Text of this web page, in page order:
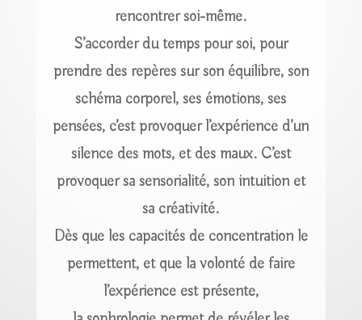
rencontrer soi-même.
S’accorder du temps pour soi, pour
prendre des repères sur son équilibre, son
schéma corporel, ses émotions, ses
pensées, c’est provoquer l’expérience d’un
silence des mots, et des maux. C’est
provoquer sa sensorialité, son intuition et
sa créativité.
Dès que les capacités de concentration le
permettent, et que la volonté de faire
l’expérience est présente,